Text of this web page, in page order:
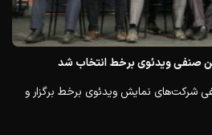
صنفی ویدئوی برخط انتخاب شد
نمایش ویدئوی برخط برگزار و